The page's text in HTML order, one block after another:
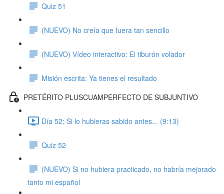
Quiz 51
(NUEVO) No creía que fuera tan sencillo
(NUEVO) Vídeo interactivo: El tiburón volador
Misión escrita: Ya tienes el resultado
PRETÉRITO PLUSCUAMPERFECTO DE SUBJUNTIVO
Día 52: Si lo hubieras sabido antes... (9:13)
Quiz 52
(NUEVO) Si no hubiera practicado, no habría mejorado
tanto mi español